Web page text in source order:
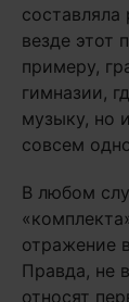
везде этот
примеру,
гимназии,
музыку, но
совсем
В любом
отражение
Правда, не
относят